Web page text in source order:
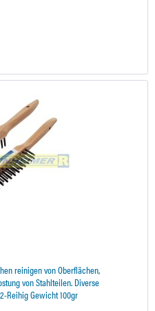
reinigen von Oberflächen,
von Stahlteilen. Diverse
Reihig Gewicht 100gr